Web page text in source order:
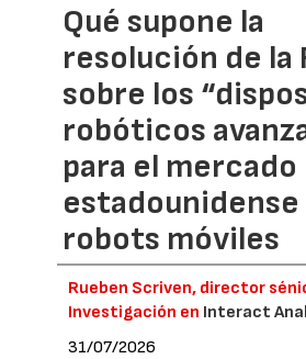
Qué supone la
resolución de la
sobre los
robóticos
para el mercado
estadounidense
robots móviles
Rueben Scriven, director
Investigación en Interact
31/07/2026